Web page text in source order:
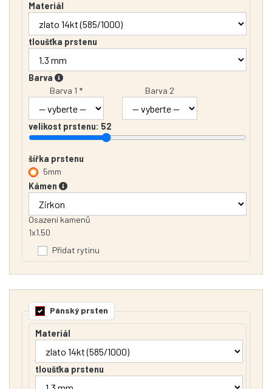
Materiál
tloušťka prstenu
Barva
Barva 1 *
Barva 2
velikost prstenu: 52
šířka prstenu
5mm
Kámen
Osazení kamenů
1x1.50
Přidat rytinu
Pánský prsten
Materiál
tloušťka prstenu